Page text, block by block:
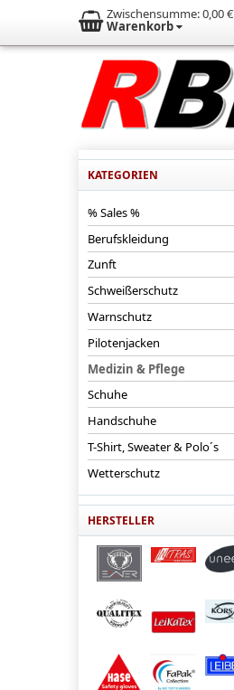
Zwischensumme:0,00 €
Warenkorb
KATEGORIEN
% Sales %
Berufskleidung
Zunft
Schweißerschutz
Warnschutz
Pilotenjacken
Medizin & Pflege
Schuhe
Handschuhe
T-Shirt, Sweater & Polo´s
Wetterschutz
HERSTELLER